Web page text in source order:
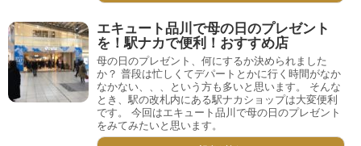
エキュート品川で母の日のプレゼント
を！駅ナカで便利！おすすめ店
母の日のプレゼント、何にするか決められました
か？ 普段は忙しくてデパートとかに行く時間がなか
なかない、、、という方も多いと思います。 そんな
とき、駅の改札内にある駅ナカショップは大変便利
です。 今回はエキュート品川で母の日のプレゼント
をみてみたいと思います。